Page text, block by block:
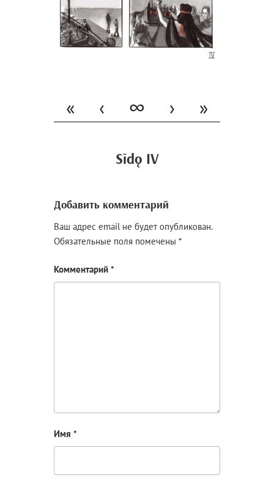
« ‹ ∞ › »
Sīdǫ IV
Добавить комментарий
Ваш адрес email не будет опубликован.
Обязательные поля помечены*
Комментарий*
Имя*